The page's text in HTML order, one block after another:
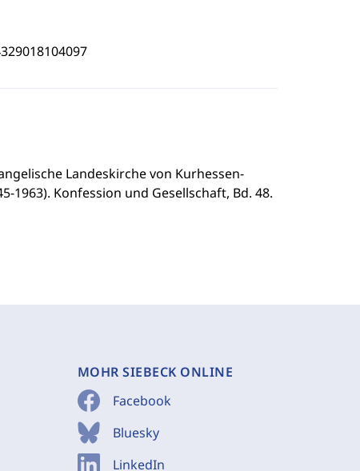
Landeskirche von Kurhessen-
1963). Konfession und Gesellschaft, Bd. 48.
MOHR SIEBECK ONLINE
Facebook
Bluesky
LinkedIn